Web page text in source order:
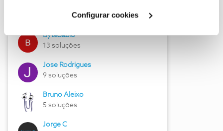
Configurar cookies
17 soluções
ByteSábio
13 soluções
Jose Rodrigues
9 soluções
Bruno Aleixo
5 soluções
Jorge C